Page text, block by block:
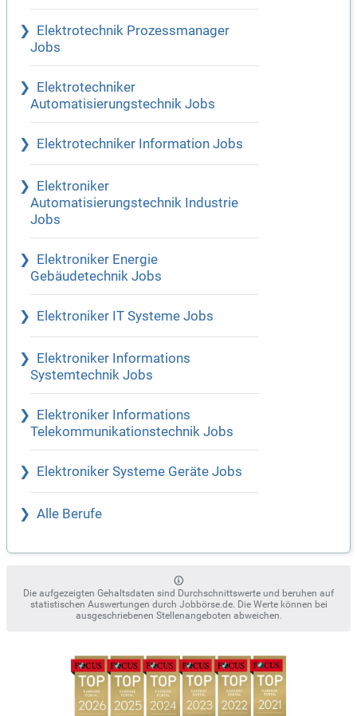
Elektrotechnik Prozessmanager
Jobs
Elektrotechniker
Automatisierungstechnik Jobs
Elektrotechniker Information Jobs
Elektroniker
Automatisierungstechnik Industrie
Jobs
Elektroniker Energie
Gebäudetechnik Jobs
Elektroniker IT Systeme Jobs
Elektroniker Informations
Systemtechnik Jobs
Elektroniker Informations
Telekommunikationstechnik Jobs
Elektroniker Systeme Geräte Jobs
Alle Berufe
Die aufgezeigten Gehaltsdaten sind Durchschnittswerte und beruhen auf
statistischen Auswertungen durch Jobbörse.de. Die Werte können bei
ausgeschriebenen Stellenangeboten abweichen.